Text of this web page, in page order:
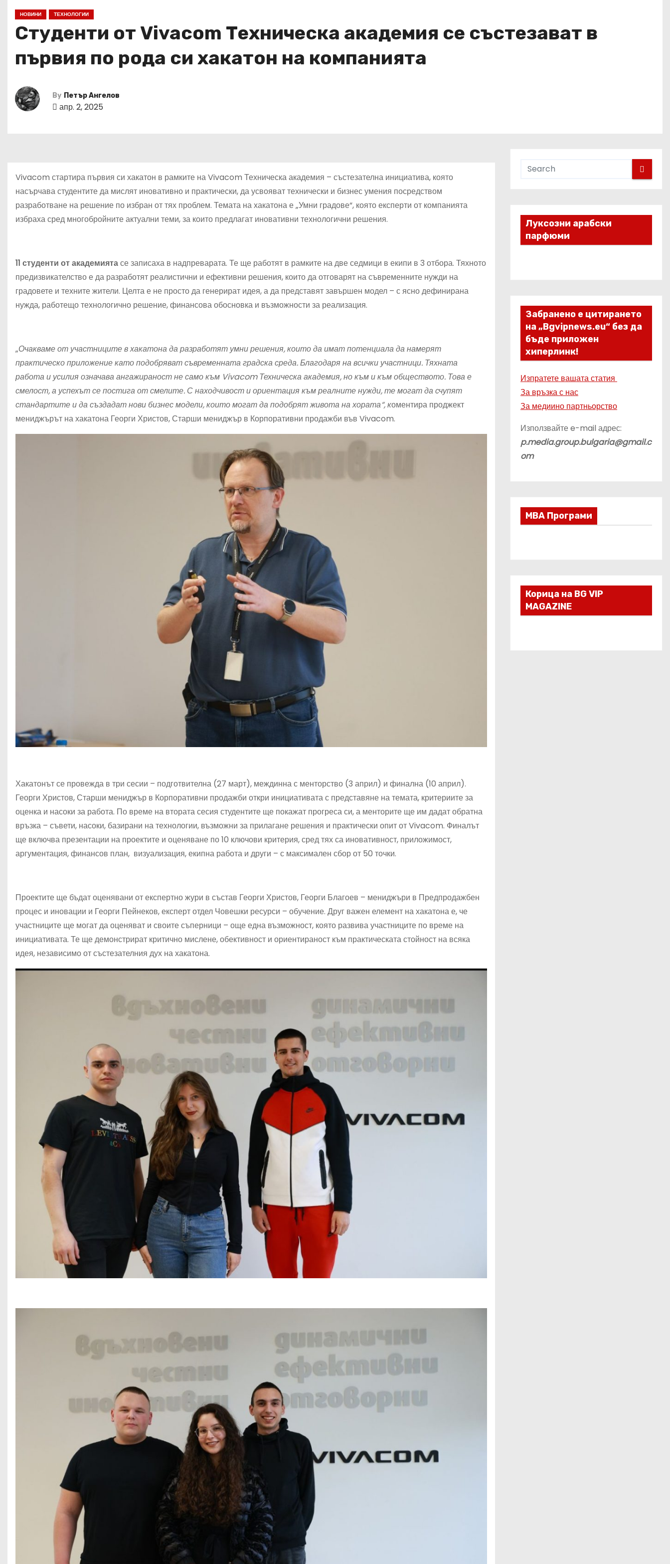
НОВИНИ ТЕХНОЛОГИИ
Студенти от Vivacom Техническа академия се състезават в
първия по рода си хакатон на компанията
By Петър Ангелов
апр. 2, 2025
Vivacom стартира първия си хакатон в рамките наVivacom Техническа академия – състезателна инициатива, която
насърчава студентите да мислят иновативно и практически, да усвояват технически и бизнес умения посредством
разработване на решение по избран от тях проблем. Темата на хакатона е „Умни градове“, която експерти от компанията
избраха сред многобройните актуални теми, за които предлагат иновативни технологични решения.
11 студенти от академиятасе записаха в надпреварата. Те ще работят в рамките на две седмици в екипи в 3 отбора. Тяхното
предизвикателство е да разработят реалистични и ефективни решения, които да отговарят на съвременните нужди на
градовете и техните жители. Целта е не просто да генерират идея, а да представят завършен модел – с ясно дефинирана
нужда, работещо технологично решение, финансова обосновка и възможности за реализация.
„Очакваме от участниците в хакатона да разработят умни решения, които да имат потенциала да намерят
практическо приложение като подобряват съвременната градска среда. Благодаря на всички участници. Тяхната
работа и усилия означава ангажираност не само към VivacomТехническа академия, но към и към обществото. Това е
смелост, а успехът се постига от смелите. С находчивост и ориентация към реалните нужди, те могат да счупят
стандартите и да създадат нови бизнес модели, които могат да подобрят живота на хората“, коментира проджект
мениджърът на хакатона Георги Христов, Старши мениджър в Корпоративни продажби във Vivacom.
Хакатонът се провежда в три сесии – подготвителна (27 март), междинна с менторство (3 април) и финална (10 април).
Георги Христов, Старши мениджър в Корпоративни продажби откри инициативата с представяне на темата, критериите за
оценка и насоки за работа. По време на втората сесия студентите ще покажат прогреса си, а менторите ще им дадат обратна
връзка – съвети, насоки, базирани на технологии, възможни за прилагане решения и практически опит от Vivacom. Финалът
ще включва презентации на проектите и оценяване по 10 ключови критерия, сред тях са иновативност, приложимост,
аргументация, финансов план, визуализация, екипна работа и други – с максимален сбор от 50 точки.
Проектите ще бъдат оценявани от експертно жури в състав Георги Христов, Георги Благоев – мениджъри в Предпродажбен
процес и иновации и Георги Пейнеков, експерт отдел Човешки ресурси – обучение. Друг важен елемент на хакатона е, че
участниците ще могат да оценяват и своите съперници – още една възможност, която развива участниците по време на
инициативата. Те ще демонстрират критично мислене, обективност и ориентираност към практическата стойност на всяка
идея, независимо от състезателния дух на хакатона.
Луксозни арабски
парфюми
Забранено е цитирането
на „Bgvipnews.eu“ без да
бъде приложен
хиперлинк!
Изпратете вашата статия
За връзка с нас
За медиино партньорство
Използвайте e-mail адрес:
p.media.group.bulgaria@gmail.c
om
МВА Програми
Корица на BG VIP
MAGAZINE